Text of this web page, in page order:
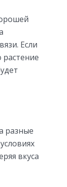
Если
разные
вкуса